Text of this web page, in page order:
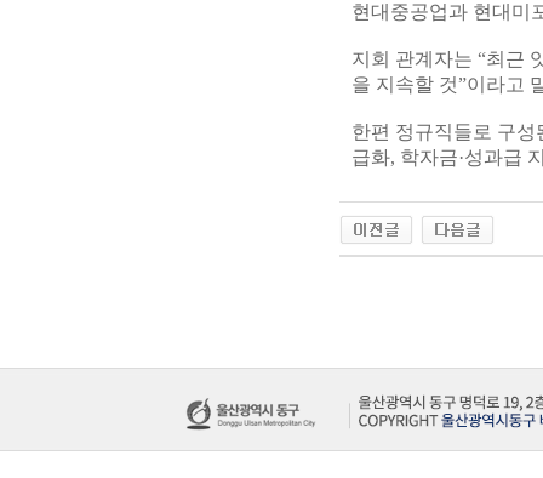
현대중공업과 현대미
지회 관계자는 “최근
을 지속할 것”이라고
한편 정규직들로 구
급화, 학자금·성과급